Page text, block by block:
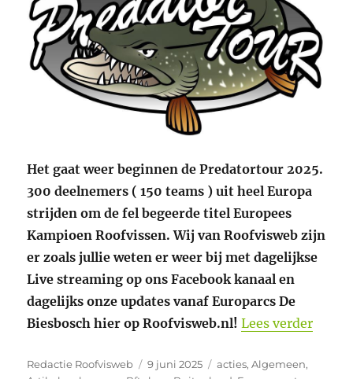
Het gaat weer beginnen de Predatortour 2025.
300 deelnemers ( 150 teams ) uit heel Europa
strijden om de fel begeerde titel Europees
Kampioen Roofvissen. Wij van Roofvisweb zijn
er zoals jullie weten er weer bij met dagelijkse
Live streaming op ons Facebook kanaal en
dagelijks onze updates vanaf Europarcs De
Biesbosch hier op Roofvisweb.nl! Lees verder
Auteur
Redactie Roofvisweb
Geplaatst
9 juni 2025 Categorieën
acties,Algemeen,